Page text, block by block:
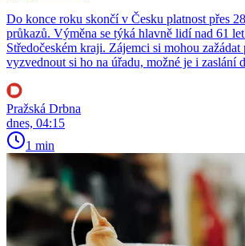
Do konce roku skončí v Česku platnost přes
průkazů. Výměna se týká hlavně lidí nad 61
Středočeském kraji. Zájemci si mohou zažádat
vyzvednout si ho na úřadu, možné je i zaslání
Pražská Drbna
dnes, 04:15
1 min